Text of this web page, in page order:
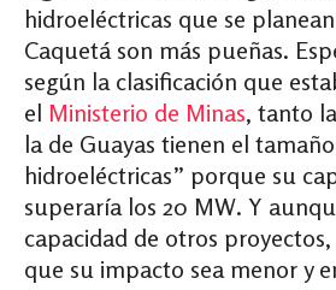
hidroeléctricas que se
Caquetá son más pueñas.
según la clasificación que
el Ministerio de Minas, tanto
la de Guayas tienen el
hidroeléctricas” porque su
superaría los 20 MW. Y
capacidad de otros
que su impacto sea menor y